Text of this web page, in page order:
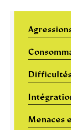
Menaces